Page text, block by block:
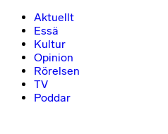
Aktuellt
Essä
Kultur
Opinion
Rörelsen
TV
Poddar